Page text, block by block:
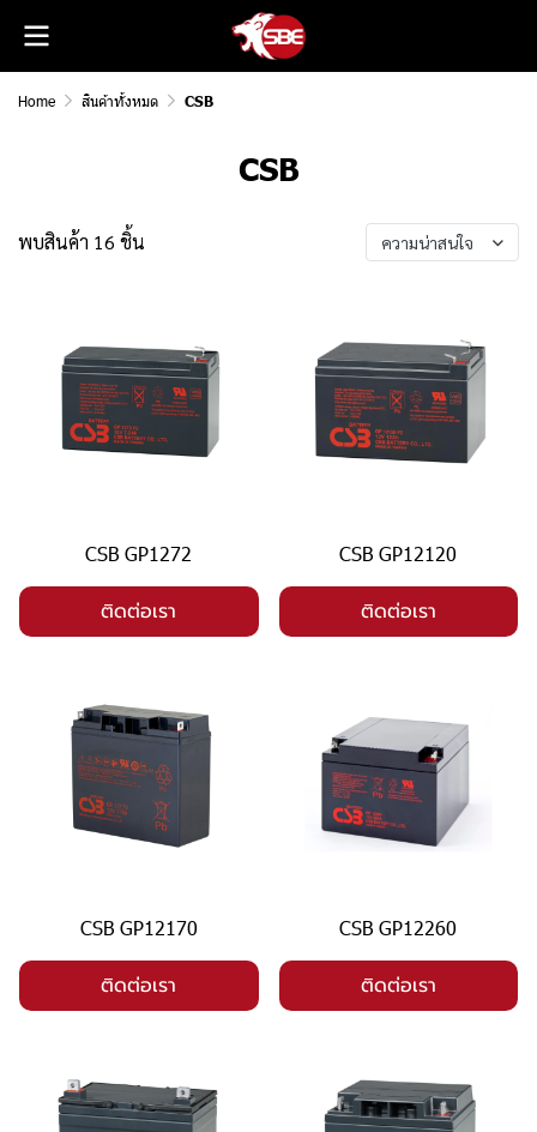
Home สินค้าทั้งหมด CSB
CSB
พบสินค้า 16 ชิ้น ความน่าสนใจ
CSB GP1272
ติดต่อเรา
CSB GP12120
ติดต่อเรา
CSB GP12170
ติดต่อเรา
CSB GP12260
ติดต่อเรา